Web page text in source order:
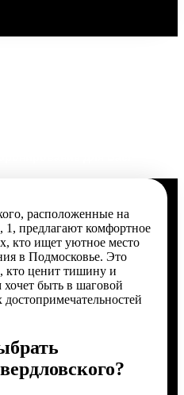
расположенные на
1, предлагают комфортное
кто ищет уютное место
в Подмосковье. Это
кто ценит тишину и
быть в шаговой